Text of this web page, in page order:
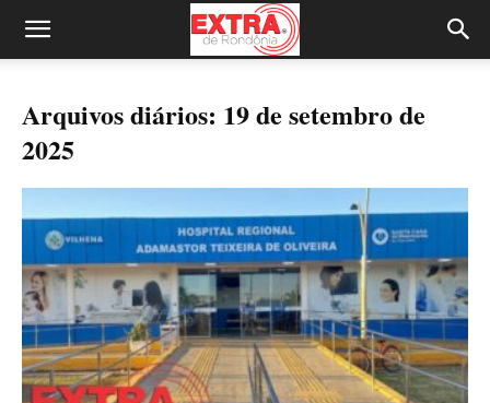
Arquivos diários: 19 de setembro de
2025